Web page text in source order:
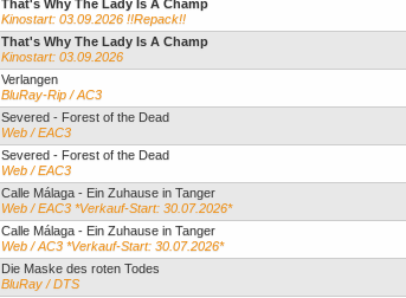
That's Why The Lady Is A Champ
Kinostart: 03.09.2026 !!Repack!!
That's Why The Lady Is A Champ
Kinostart: 03.09.2026
Verlangen
BluRay-Rip / AC3
Severed - Forest of the Dead
Web / EAC3
Severed - Forest of the Dead
Web / EAC3
Calle Málaga - Ein Zuhause in Tanger
Web / EAC3 *Verkauf-Start: 30.07.2026*
Calle Málaga - Ein Zuhause in Tanger
Web / AC3 *Verkauf-Start: 30.07.2026*
Die Maske des roten Todes
BluRay / DTS